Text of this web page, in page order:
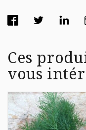
Ces
vous